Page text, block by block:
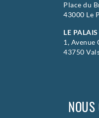
Place du
43000 Le
LE PALAIS
1, Avenue
43750
NOUS